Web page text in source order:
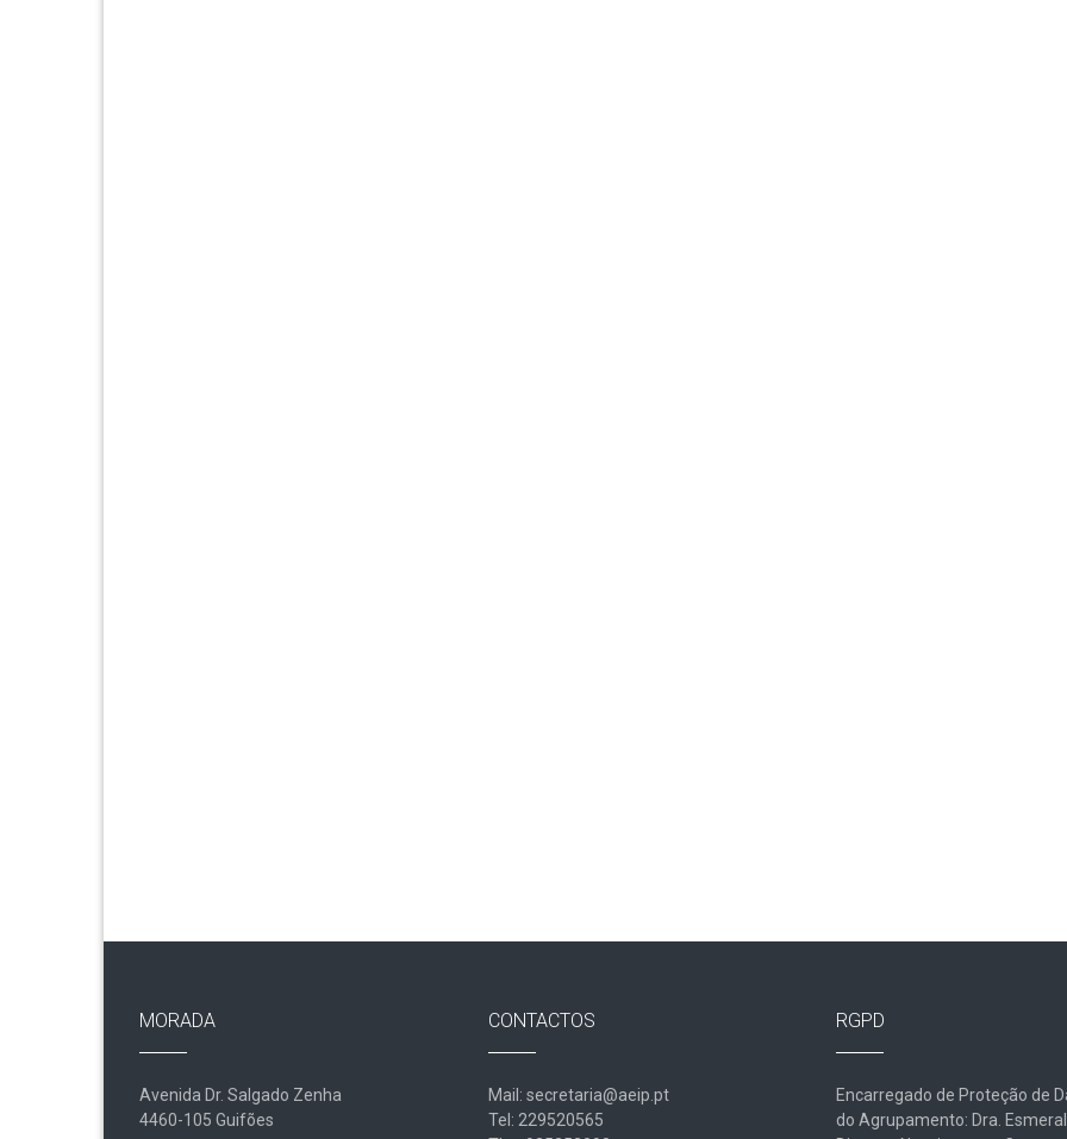
MORADA
Avenida Dr. Salgado Zenha
4460-105 Guifões
CONTACTOS
Mail: secretaria@aeip.pt
Tel: 229520565
RGPD
Encarregado de Proteção de
do Agrupamento: Dra.